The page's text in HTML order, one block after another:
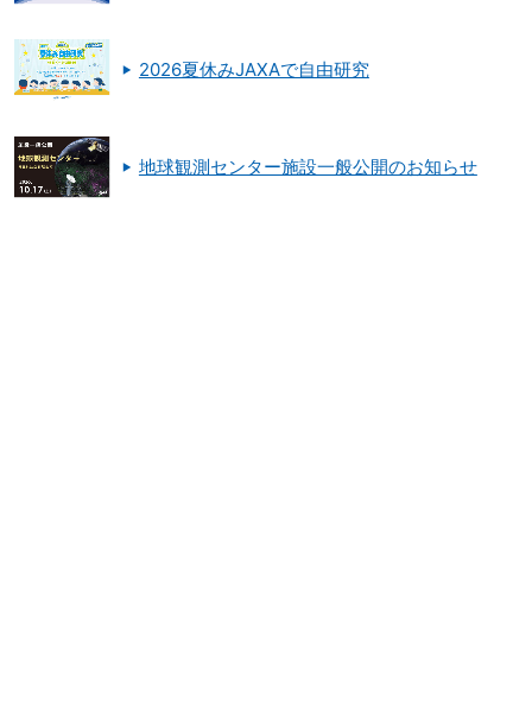
2026夏休みJAXAで自由研究
地球観測センター施設一般公開のお知らせ